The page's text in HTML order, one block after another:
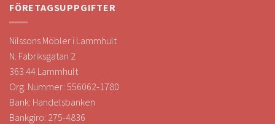
FÖRETAGSUPPGIFTER
Nilssons Möbler i Lammhult
N. Fabriksgatan 2
363 44 Lammhult
Org. Nummer: 556062-1780
Bank: Handelsbanken
Bankgiro: 275-4836